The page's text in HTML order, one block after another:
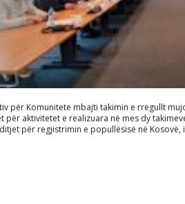
për Komunitete mbajti takimin e rregullt
për aktivitetet e realizuara në mes dy
për regjistrimin e popullësisë në Kosovë,